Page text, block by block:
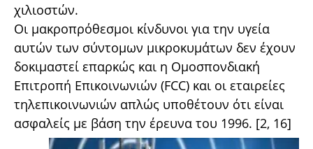
χιλιοστών.
Οι μακροπρόθεσμοι κίνδυνοι για την υγεία
αυτών των σύντομων μικροκυμάτων δεν έχουν
δοκιμαστεί επαρκώς και η Ομοσπονδιακή
Επιτροπή Επικοινωνιών (FCC) και οι εταιρείες
τηλεπικοινωνιών απλώς υποθέτουν ότι είναι
ασφαλείς με βάση την έρευνα του 1996. [2, 16]